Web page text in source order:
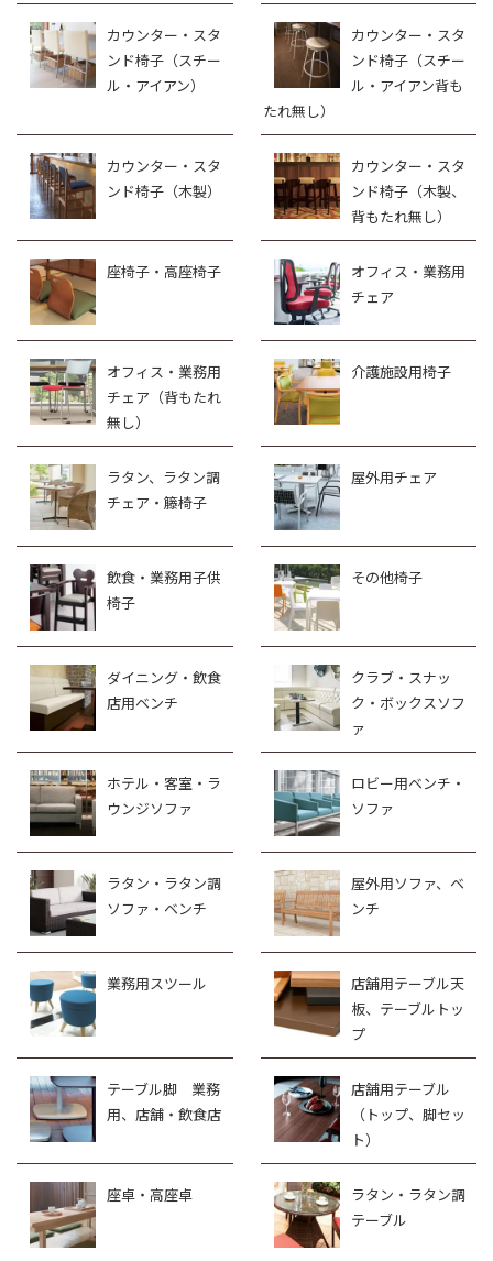
カウンター・スタ
ンド椅子（スチー
ル・アイアン）
カウンター・スタ
ンド椅子（スチー
ル・アイアン背も
たれ無し）
カウンター・スタ
ンド椅子（木製）
カウンター・スタ
ンド椅子（木製、
背もたれ無し）
座椅子・高座椅子
オフィス・業務用
チェア
オフィス・業務用
チェア（背もたれ
無し）
介護施設用椅子
ラタン、ラタン調
チェア・籐椅子
屋外用チェア
飲食・業務用子供
椅子
その他椅子
ダイニング・飲食
店用ベンチ
クラブ・スナッ
ク・ボックスソフ
ァ
ホテル・客室・ラ
ウンジソファ
ロビー用ベンチ・
ソファ
ラタン・ラタン調
ソファ・ベンチ
屋外用ソファ、ベ
ンチ
業務用スツール
店舗用テーブル天
板、テーブルトッ
プ
テーブル脚 業務
用、店舗・飲食店
店舗用テーブル
（トップ、脚セッ
ト）
座卓・高座卓
ラタン・ラタン調
テーブル